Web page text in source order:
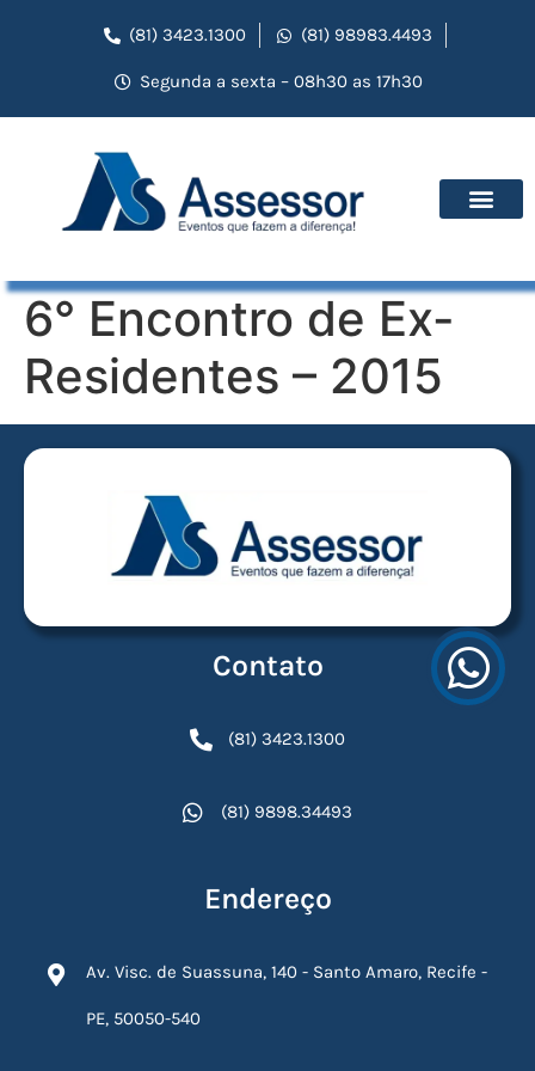
(81) 3423.1300 (81) 98983.4493
Segunda a sexta – 08h30 as 17h30
6° Encontro de Ex-
Residentes – 2015
Contato
(81) 3423.1300
(81) 9898.34493
Endereço
Av. Visc. de Suassuna, 140 - Santo Amaro, Recife -
PE, 50050-540